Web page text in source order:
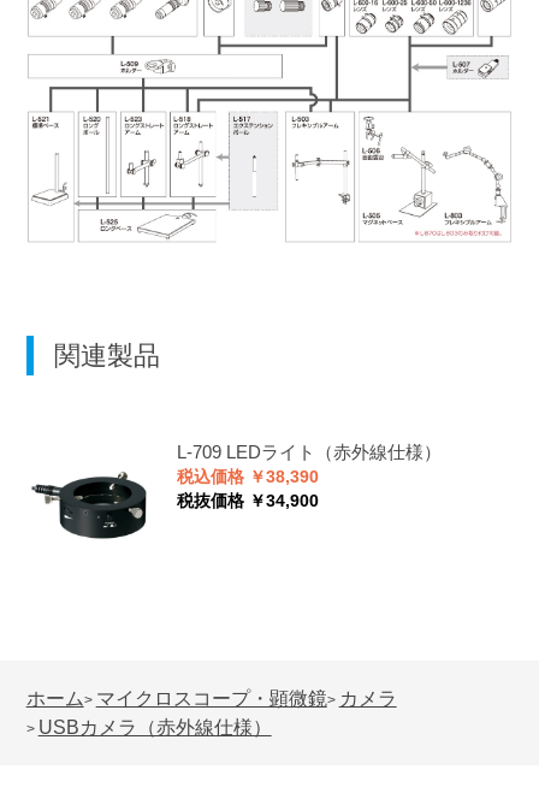
関連製品
L-709 LEDライト（赤外線仕様）
税込価格 ￥38,390
税抜価格 ￥34,900
ホーム> マイクロスコープ・顕微鏡> カメラ
> USBカメラ（赤外線仕様）